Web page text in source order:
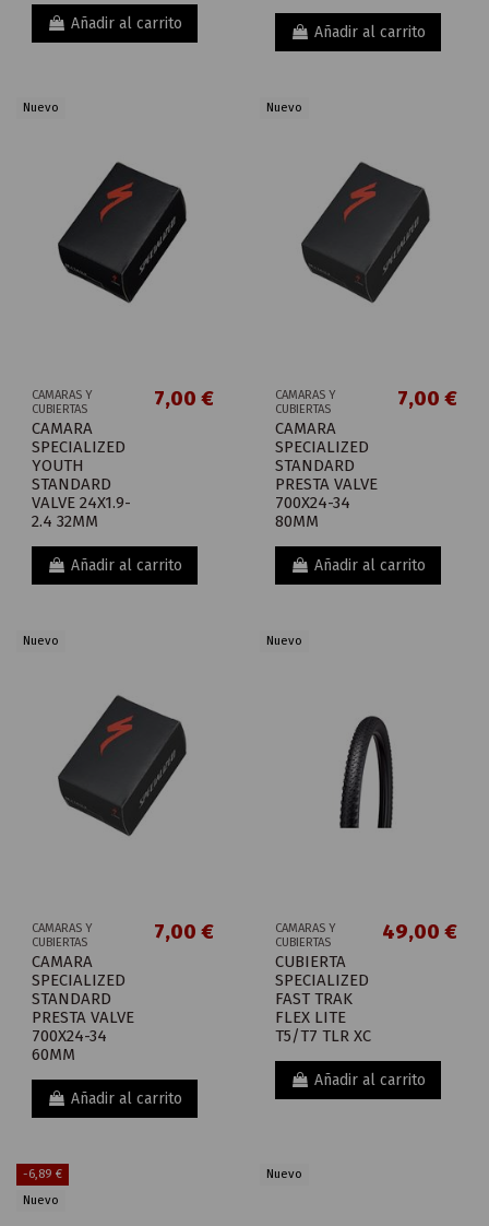
Añadir al carrito Añadir al carrito
Nuevo
CAMARAS Y
CUBIERTAS
CAMARA
SPECIALIZED
YOUTH
STANDARD
VALVE 24X1.9-
2.4 32MM
7,00 €
Añadir al carrito
Nuevo
CAMARAS Y
CUBIERTAS
CAMARA
SPECIALIZED
STANDARD
PRESTA VALVE
700X24-34
80MM
7,00 €
Añadir al carrito
Nuevo
CAMARAS Y
CUBIERTAS
CAMARA
SPECIALIZED
STANDARD
PRESTA VALVE
700X24-34
60MM
7,00 €
Añadir al carrito
Nuevo
CAMARAS Y
CUBIERTAS
CUBIERTA
SPECIALIZED
FAST TRAK
FLEX LITE
T5/T7 TLR XC
49,00 €
Añadir al carrito
-6,89 €
Nuevo
Nuevo